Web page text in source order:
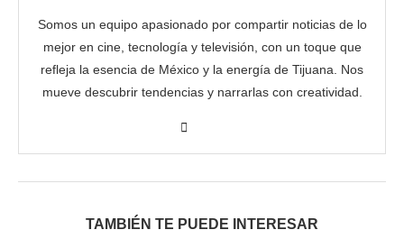
Somos un equipo apasionado por compartir noticias de lo
mejor en cine, tecnología y televisión, con un toque que
refleja la esencia de México y la energía de Tijuana. Nos
mueve descubrir tendencias y narrarlas con creatividad.
TAMBIÉN TE PUEDE INTERESAR